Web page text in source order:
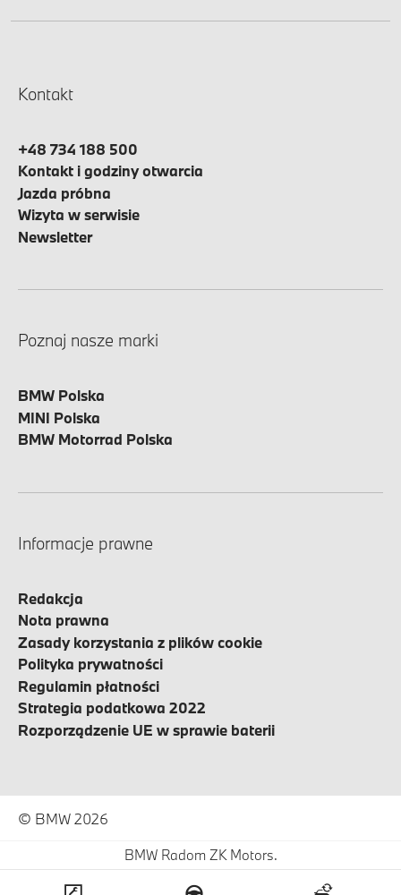
BMW Radom ZK Motors.
Kontakt
+48 734 188 500
Kontakt i godziny otwarcia
Jazda próbna
Wizyta w serwisie
Newsletter
Poznaj nasze marki
BMW Polska
MINI Polska
BMW Motorrad Polska
Informacje prawne
Redakcja
Nota prawna
Zasady korzystania z plików cookie
Polityka prywatności
Regulamin płatności
Strategia podatkowa 2022
Rozporządzenie UE w sprawie baterii
© BMW 2026